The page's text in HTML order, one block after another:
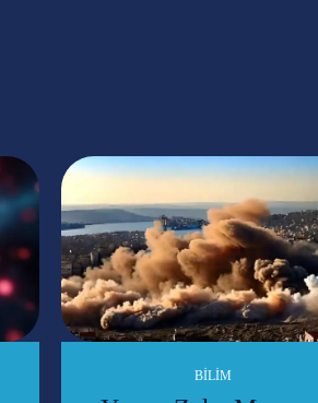
BILIM